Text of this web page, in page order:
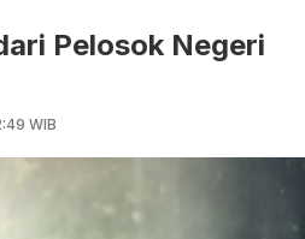
Pelosok Negeri
WIB